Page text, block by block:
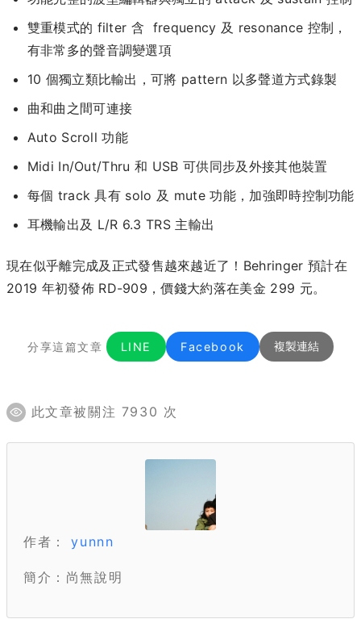
雙重模式的 filter 含 frequency 及 resonance 控制，
有非常多的聲音調變選項
10 個獨立類比輸出，可將 pattern 以多聲道方式錄製
曲和曲之間可連接
Auto Scroll 功能
Midi In/Out/Thru 和 USB 可供同步及外接其他裝置
每個 track 具有 solo 及 mute 功能，加強即時控制功能
耳機輸出及 L/R 6.3 TRS 主輸出
現在似乎離完成及正式發售越來越近了！Behringer 預計在
2019 年初發佈 RD-909，價錢大約落在美金 299 元。
分享這篇文章 LINE Facebook 複製連結
此文章被關注 7930 次
作者：yunnn
簡介：尚無說明